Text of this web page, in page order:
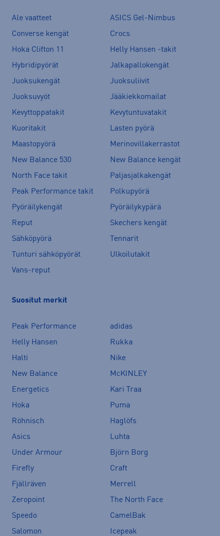
Ale vaatteet
ASICS Gel-Nimbus
Converse kengät
Crocs
Hoka Clifton 11
Helly Hansen -takit
Hybridipyörät
Jalkapallokengät
Juoksukengät
Juoksuliivit
Juoksuvyöt
Jääkiekkomailat
Kevyttoppatakit
Kevytuntuvatakit
Kuoritakit
Lasten pyörä
Maastopyörä
Merinovillakerrastot
New Balance 530
New Balance kengät
North Face takit
Paljasjalkakengät
Peak Performance takit
Polkupyörä
Pyöräilykengät
Pyöräilykypärä
Reput
Skechers kengät
Sähköpyörä
Tennarit
Tunturi sähköpyörät
Ulkoilutakit
Vans-reput
Suositut merkit
Peak Performance
adidas
Helly Hansen
Rukka
Halti
Nike
New Balance
McKINLEY
Energetics
Kari Traa
Hoka
Puma
Röhnisch
Haglöfs
Asics
Luhta
Under Armour
Björn Borg
Firefly
Craft
Fjällräven
Merrell
Zeropoint
The North Face
Speedo
CamelBak
Salomon
Icepeak